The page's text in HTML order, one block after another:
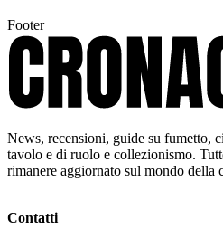
Footer
News, recensioni, guide su fumetto,
tavolo e di ruolo e collezionismo.
rimanere aggiornato sul mondo della
Contatti